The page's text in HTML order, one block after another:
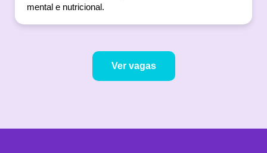
mental e nutricional.
Ver vagas